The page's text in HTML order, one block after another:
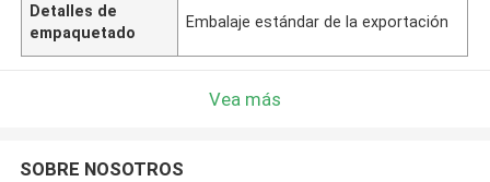
Detalles de
empaquetado
Embalaje estándar de la exportación
Vea más
SOBRE NOSOTROS